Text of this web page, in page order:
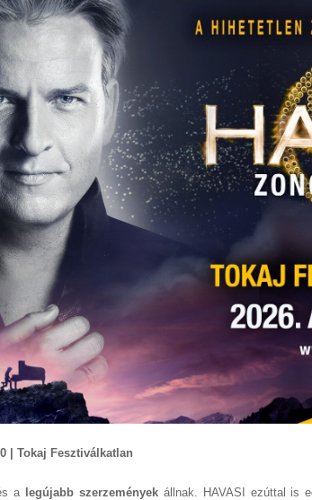
| Tokaj Fesztiválkatlan
a legújabb szerzemények állnak. HAVASI ezúttal is